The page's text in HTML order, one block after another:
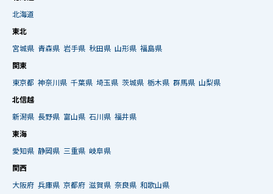
北海道
東北
宮城県 青森県 岩手県 秋田県 山形県 福島県
関東
東京都 神奈川県 千葉県 埼玉県 茨城県 栃木県 群馬県 山梨県
北信越
新潟県 長野県 富山県 石川県 福井県
東海
愛知県 静岡県 三重県 岐阜県
関西
大阪府 兵庫県 京都府 滋賀県 奈良県 和歌山県